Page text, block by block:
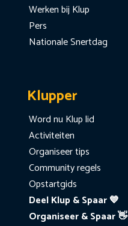
Werken bij Klup
Pers
Nationale Snertdag
Klupper
Word nu Klup lid
Activiteiten
Organiseer tips
Community regels
Opstartgids
Deel Klup & Spaar 💙
Organiseer & Spaar 👋